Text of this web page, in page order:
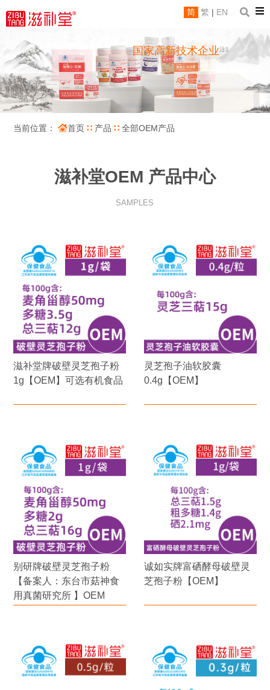
国家高新技术企业注1
简 繁 | EN
当前位置： 首页 ∷ 产品 ∷ 全部OEM产品
滋补堂OEM 产品中心
SAMPLES
滋补堂牌破壁灵芝孢子粉
1g【OEM】可选有机食品
灵芝孢子油软胶囊
0.4g【OEM】
别研牌破壁灵芝孢子粉
【备案人：东台市菇神食
用真菌研究所 】OEM
诚如实牌富硒酵母破壁灵
芝孢子粉【OEM】